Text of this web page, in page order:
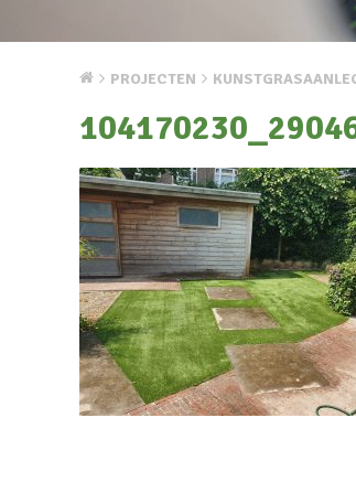
PROJECTEN